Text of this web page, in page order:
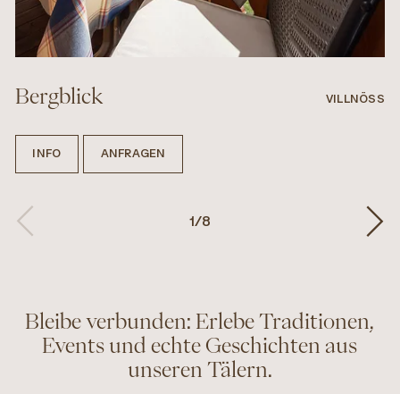
Bergblick VILLNÖSS
INFO ANFRAGEN
1/8
Bleibe verbunden: Erlebe Traditionen,
Events und echte Geschichten aus
unseren Tälern.